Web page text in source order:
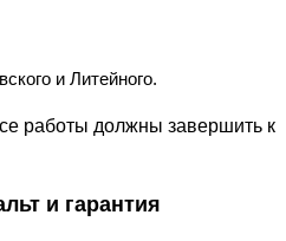
и Литейного.
работы должны завершить к
и гарантия